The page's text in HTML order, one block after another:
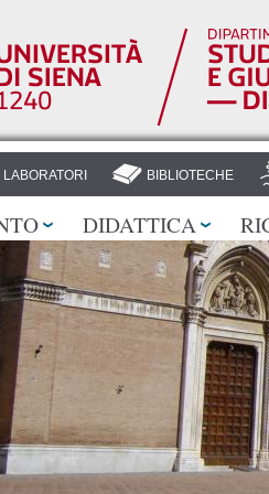
LABORATORI BIBLIOTECHE
DIDATTICA